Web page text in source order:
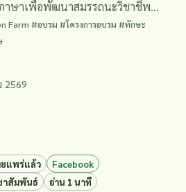
าษาเพื่อพัฒนาสมรรถนะวิชาชีพ
ภาษาอังกฤษด้านการเกษตรสู่
ากล (English on Farm)✨
Farm #อบรม #โครงการอบรม #ทักษะ
2569
ยแพร่แล้ว
Facebook
าสัมพันธ์
อ่าน 1 นาที